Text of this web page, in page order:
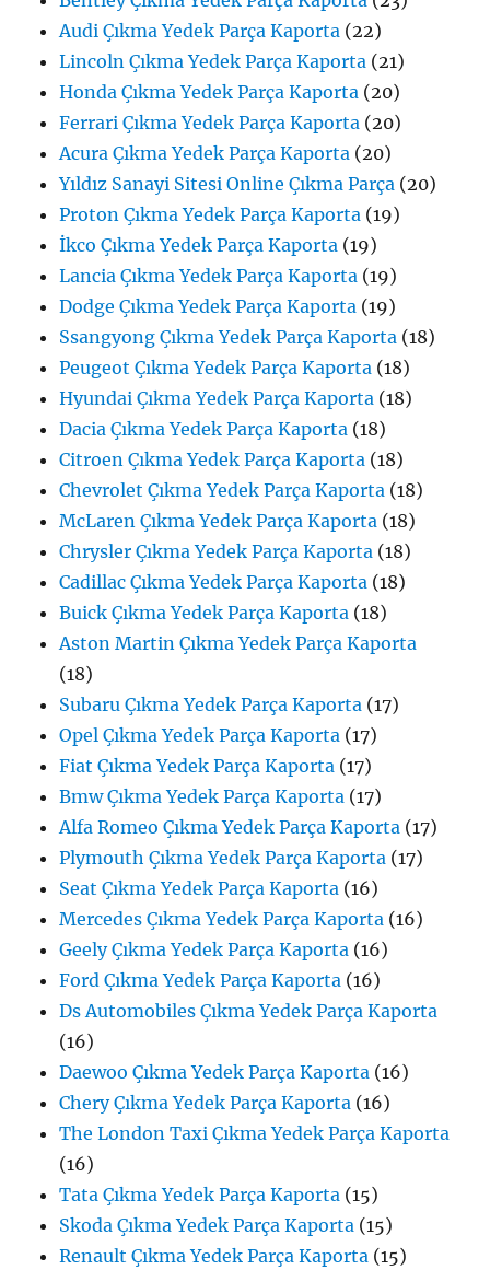
Audi Çıkma Yedek Parça Kaporta (22)
Lincoln Çıkma Yedek Parça Kaporta (21)
Honda Çıkma Yedek Parça Kaporta (20)
Ferrari Çıkma Yedek Parça Kaporta (20)
Acura Çıkma Yedek Parça Kaporta (20)
Yıldız Sanayi Sitesi Online Çıkma Parça (20)
Proton Çıkma Yedek Parça Kaporta (19)
İkco Çıkma Yedek Parça Kaporta (19)
Lancia Çıkma Yedek Parça Kaporta (19)
Dodge Çıkma Yedek Parça Kaporta (19)
Ssangyong Çıkma Yedek Parça Kaporta (18)
Peugeot Çıkma Yedek Parça Kaporta (18)
Hyundai Çıkma Yedek Parça Kaporta (18)
Dacia Çıkma Yedek Parça Kaporta (18)
Citroen Çıkma Yedek Parça Kaporta (18)
Chevrolet Çıkma Yedek Parça Kaporta (18)
McLaren Çıkma Yedek Parça Kaporta (18)
Chrysler Çıkma Yedek Parça Kaporta (18)
Cadillac Çıkma Yedek Parça Kaporta (18)
Buick Çıkma Yedek Parça Kaporta (18)
Aston Martin Çıkma Yedek Parça Kaporta
(18)
Subaru Çıkma Yedek Parça Kaporta (17)
Opel Çıkma Yedek Parça Kaporta (17)
Fiat Çıkma Yedek Parça Kaporta (17)
Bmw Çıkma Yedek Parça Kaporta (17)
Alfa Romeo Çıkma Yedek Parça Kaporta (17)
Plymouth Çıkma Yedek Parça Kaporta (17)
Seat Çıkma Yedek Parça Kaporta (16)
Mercedes Çıkma Yedek Parça Kaporta (16)
Geely Çıkma Yedek Parça Kaporta (16)
Ford Çıkma Yedek Parça Kaporta (16)
Ds Automobiles Çıkma Yedek Parça Kaporta
(16)
Daewoo Çıkma Yedek Parça Kaporta (16)
Chery Çıkma Yedek Parça Kaporta (16)
The London Taxi Çıkma Yedek Parça Kaporta
(16)
Tata Çıkma Yedek Parça Kaporta (15)
Skoda Çıkma Yedek Parça Kaporta (15)
Renault Çıkma Yedek Parça Kaporta (15)